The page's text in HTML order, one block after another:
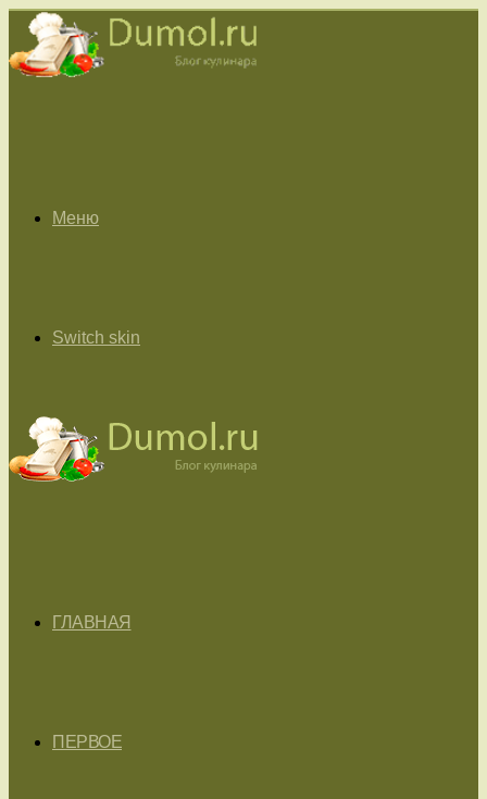
Меню
Switch skin
ГЛАВНАЯ
ПЕРВОЕ